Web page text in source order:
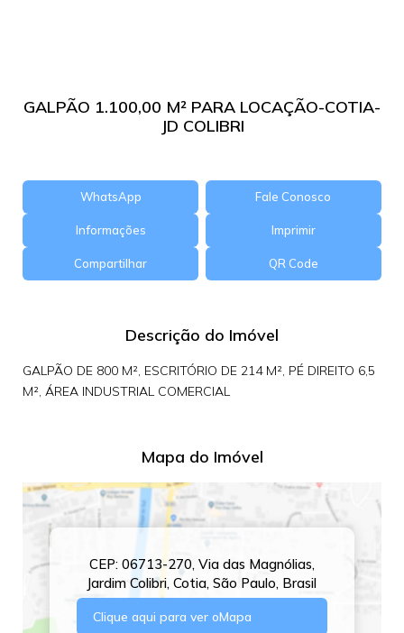
GALPÃO 1.100,00 M² PARA LOCAÇÃO-COTIA-
JD COLIBRI
WhatsApp Fale Conosco
Informações Imprimir
Compartilhar QR Code
Descrição do Imóvel
GALPÃO DE 800 M², ESCRITÓRIO DE 214 M², PÉ DIREITO 6,5
M², ÁREA INDUSTRIAL COMERCIAL
Mapa do Imóvel
CEP: 06713-270, Via das Magnólias,
Jardim Colibri,Cotia,São Paulo, Brasil
Clique aqui para ver oMapa